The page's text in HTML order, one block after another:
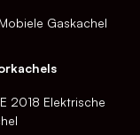
Gaskachel
2018 Elektrische